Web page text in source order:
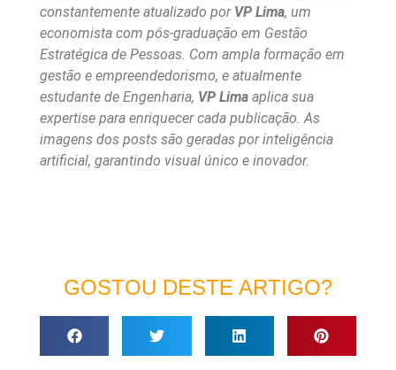
constantemente atualizado por VP Lima, um
economista com pós-graduação em Gestão
Estratégica de Pessoas. Com ampla formação em
gestão e empreendedorismo, e atualmente
estudante de Engenharia, VP Lima aplica sua
expertise para enriquecer cada publicação. As
imagens dos posts são geradas por inteligência
artificial, garantindo visual único e inovador.
GOSTOU DESTE ARTIGO?